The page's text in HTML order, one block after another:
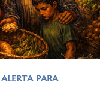
alerta para